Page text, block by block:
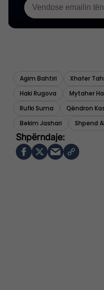
Agim Bahtiri Xhafer
Haki Rugova
Mytaher
Rufki Suma
Qëndron
Bekim Jashari
Shpend